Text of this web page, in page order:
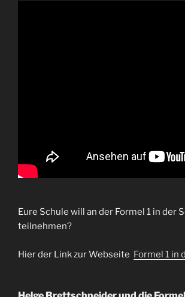
Eure Schule will an der Formel 1 in der
teilnehmen?
Hier der Link zur Webseite Formel 1 in